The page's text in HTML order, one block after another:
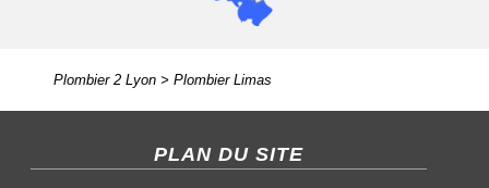
Plombier 2 Lyon> Plombier Limas
PLAN DU SITE